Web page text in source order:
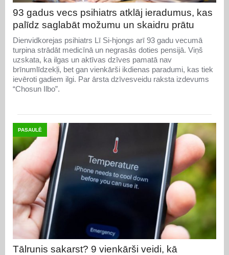
93 gadus vecs psihiatrs atklāj ieradumus, kas
palīdz saglabāt možumu un skaidru prātu
Dienvidkorejas psihiatrs Lī Si-hjongs arī 93 gadu vecumā
turpina strādāt medicīnā un negrasās doties pensijā. Viņš
uzskata, ka ilgas un aktīvas dzīves pamatā nav
brīnumlīdzekļi, bet gan vienkārši ikdienas paradumi, kas tiek
ievēroti gadiem ilgi. Par ārsta dzīvesveidu raksta izdevums
“Chosun Ilbo”.
PASAULĒ
Tālrunis sakarst? 9 vienkārši veidi, kā